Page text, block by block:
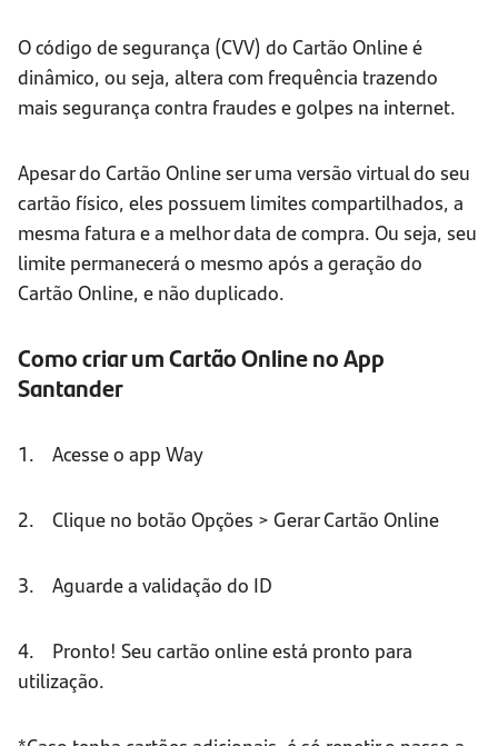
O código de segurança (CVV) do Cartão Online é
dinâmico, ou seja, altera com frequência trazendo
mais segurança contra fraudes e golpes na internet.
Apesar do Cartão Online ser uma versão virtual do seu
cartão físico, eles possuem limites compartilhados, a
mesma fatura e a melhor data de compra. Ou seja, seu
limite permanecerá o mesmo após a geração do
Cartão Online, e não duplicado.
Como criar um Cartão Online no App
Santander
1. Acesse o app Way
2. Clique no botão Opções > Gerar Cartão Online
3. Aguarde a validação do ID
4. Pronto! Seu cartão online está pronto para
utilização.